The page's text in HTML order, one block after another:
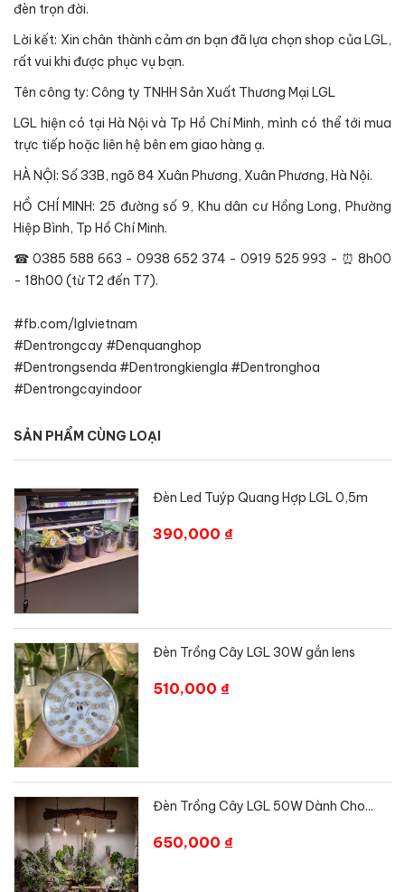
đèn trọn đời.
Lời kết: Xin chân thành cảm ơn bạn đã lựa chọn shop của LGL,
rất vui khi được phục vụ bạn.
Tên công ty: Công ty TNHH Sản Xuất Thương Mại LGL
LGL hiện có tại Hà Nội và Tp Hồ Chí Minh, mình có thể tới mua
trực tiếp hoặc liên hệ bên em giao hàng ạ.
HÀ NỘI: Số 33B, ngõ 84 Xuân Phương, Xuân Phương, Hà Nội.
HỒ CHÍ MINH: 25 đường số 9, Khu dân cư Hồng Long, Phường
Hiệp Bình, Tp Hồ Chí Minh.
☎ 0385 588 663 - 0938 652 374 - 0919 525 993 - ⏰ 8h00
- 18h00 (từ T2 đến T7).
#fb.com/lglvietnam
#Dentrongcay #Denquanghop
#Dentrongsenda #Dentrongkiengla #Dentronghoa
#Dentrongcayindoor
SẢN PHẨM CÙNG LOẠI
Đèn Led Tuýp Quang Hợp LGL 0,5m
390,000 ₫
Đèn Trồng Cây LGL 30W gắn lens
510,000 ₫
Đèn Trồng Cây LGL 50W Dành Cho...
650,000 ₫